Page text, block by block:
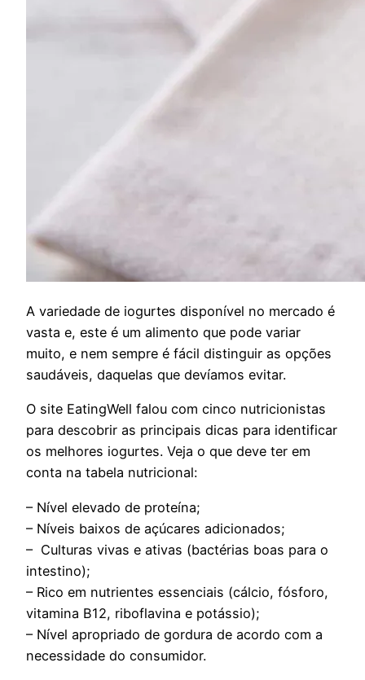
A variedade de iogurtes disponível no mercado é
vasta e, este é um alimento que pode variar
muito, e nem sempre é fácil distinguir as opções
saudáveis, daquelas que devíamos evitar.
O site EatingWell falou com cinco nutricionistas
para descobrir as principais dicas para identificar
os melhores iogurtes. Veja o que deve ter em
conta na tabela nutricional:
– Nível elevado de proteína;
– Níveis baixos de açúcares adicionados;
– Culturas vivas e ativas (bactérias boas para o
intestino);
– Rico em nutrientes essenciais (cálcio, fósforo,
vitamina B12, riboflavina e potássio);
– Nível apropriado de gordura de acordo com a
necessidade do consumidor.